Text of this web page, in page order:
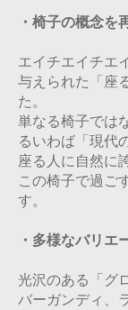
・椅子の概念を
エイチエイチエ
与えられた「座
た。
単なる椅子では
るいわば「現代
座る人に自然に
この椅子で過ご
す。
・多様なバリエ
光沢のある「グ
バーガンディ、